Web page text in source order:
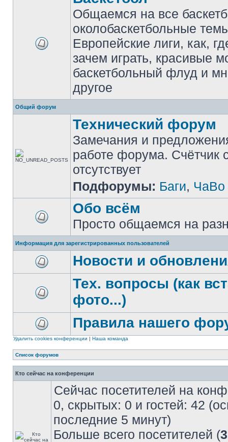
Общаемся на все
околобаскетбольные
Европейские лиги, как,
зачем играть, красивые
баскетбольный флуд и
другое
Общий форум
Технический форум
Замечания и
работе форума. Счётчик
отсутствует
Подфорумы: Баги, ЧаВо
Обо всём
Просто общаемся на
Информация для зарегистрированных пользователей
Новости и
Тех. вопросы (как
фото...)
Правила нашего
Удалить cookies конференции | Наша команда
Список форумов
Кто сейчас на конференции
Сейчас посетителей на
0, скрытых: 0 и гостей: 42
последние 5 минут)
Больше всего посетителей (